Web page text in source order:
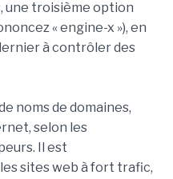
une troisième option
« engine-x »), en
à contrôler des
noms de domaines,
selon les
Il est
sites web à fort trafic,